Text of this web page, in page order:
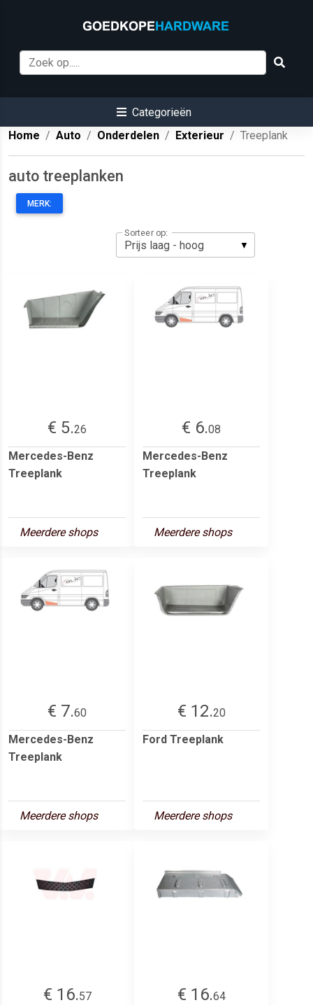
Categorieën
Home
Auto Onderdelen Exterieur Treeplank
auto treeplanken
MERK:
Sorteer op:
€ 5.26
Mercedes-Benz
Treeplank
Meerdere shops
€ 6.08
Mercedes-Benz
Treeplank
Meerdere shops
€ 7.60
Mercedes-Benz
Treeplank
Meerdere shops
€ 12.20
Ford Treeplank
Meerdere shops
€ 16.57
€ 16.64